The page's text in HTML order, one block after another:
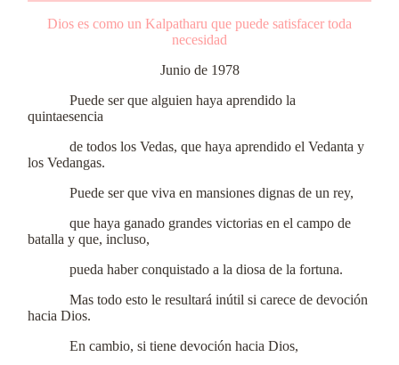
Dios es como un Kalpatharu que puede satisfacer toda
necesidad
Junio de 1978
Puede ser que alguien haya aprendido la
quintaesencia
de todos los Vedas, que haya aprendido el Vedanta y
los Vedangas.
Puede ser que viva en mansiones dignas de un rey,
que haya ganado grandes victorias en el campo de
batalla y que, incluso,
pueda haber conquistado a la diosa de la fortuna.
Mas todo esto le resultará inútil si carece de devoción
hacia Dios.
En cambio, si tiene devoción hacia Dios,